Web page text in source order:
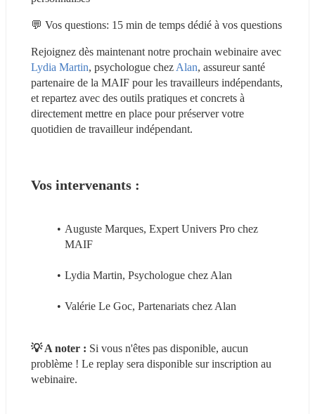
💬 Vos questions: 15 min de temps dédié à vos questions
Lydia Martin, psychologue chez Alan, assureur santé
partenaire de la MAIF pour les travailleurs indépendants,
et repartez avec des outils pratiques et concrets à
directement mettre en place pour préserver votre
quotidien de travailleur indépendant.
Vos intervenants :
Auguste Marques, Expert Univers Pro chez
MAIF
Lydia Martin, Psychologue chez Alan
Valérie Le Goc, Partenariats chez Alan
💡 A noter : Si vous n'êtes pas disponible, aucun
problème ! Le replay sera disponible sur inscription au
webinaire.